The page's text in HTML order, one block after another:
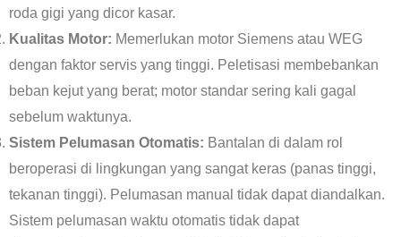
roda gigi yang dicor kasar.
Kualitas Motor: Memerlukan motor Siemens atau WEG
dengan faktor servis yang tinggi. Peletisasi membebankan
beban kejut yang berat; motor standar sering kali gagal
sebelum waktunya.
Sistem Pelumasan Otomatis: Bantalan di dalam rol
beroperasi di lingkungan yang sangat keras (panas tinggi,
tekanan tinggi). Pelumasan manual tidak dapat diandalkan.
Sistem pelumasan waktu otomatis tidak dapat